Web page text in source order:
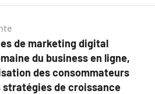
de marketing digital
du business en ligne,
des consommateurs
de croissance